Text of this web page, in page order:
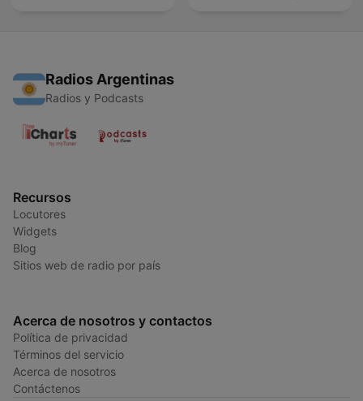
Radios Argentinas
Radios y Podcasts
Recursos
Locutores
Widgets
Blog
Sitios web de radio por país
Acerca de nosotros y contactos
Política de privacidad
Términos del servicio
Acerca de nosotros
Contáctenos